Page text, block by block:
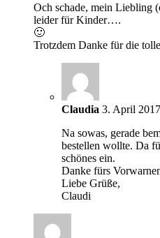
Och schade, mein Liebling
leider für Kinder….
🙂
Trotzdem Danke für die
Claudia 3. April
Na sowas, gerade
bestellen wollte. Da
schönes ein.
Danke fürs
Liebe Grüße,
Claudi